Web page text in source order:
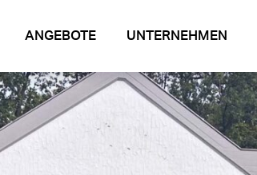
ANGEBOTE UNTERNEHMEN